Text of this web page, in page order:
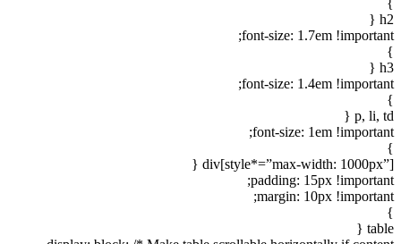
}
h2 {
font-size: 1.7em !important;
}
h3 {
font-size: 1.4em !important;
}
p, li, td {
font-size: 1em !important;
}
div[style*=”max-width: 1000px”] {
padding: 15px !important;
margin: 10px !important;
}
table {